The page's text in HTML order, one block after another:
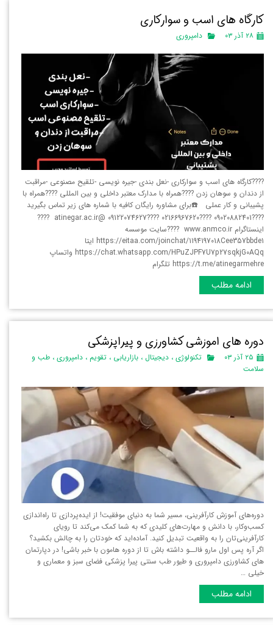
کارگاه های اسب و سوارکاری
۲۸ آذر ۰۳ دامپروری
????کارگاه های اسب و سوارکاری -نعل بندی -جیره نویسی -تلقیح مصنوعی -مراقبت
از دندان و سوهان زدن ????همراه با مدارک معتبر داخلی و بین المللی ????همراه با
پشیبانی و کار عملی ☎️برای مشاوره رایگان کافیه با شماره های زیر تماس بگیرید
????09020882401 ????02166967620 ????09122074627 @atinegar.ac.ir ????
اینستاگرام www.anmco.ir ????سایت موسسه
https://eitaa.com/joinchat/1194197018Cee357bbde1 ایتا
https://chat.whatsapp.com/HPuZJPF7U7p27sqkjG0AQq واتساپ
https://t.me/atinegarmehre تلگرام
ادامه مطلب
دوره های اموزشی کشاورزی و پیراپزشکی
۲۵ آذر ۰۳ تکنولوژی ، دیجیتال ، بازاریابی ، تقویم ، دامپروری ، طب و
سلامت
دوره‌های آموزش کارآفرینی، مسیر شما به دنیای موفقیت! از ایده‌پردازی تا راه‌اندازی
کسب‌وکار، با دانش و مهارت‌های کلیدی که به شما کمک می‌کند تا رویای
کارآفرینی‌تان را به واقعیت تبدیل کنید. آماده‌اید که خودتان را به چالش بکشید؟
اگر آره پس اول مارو فالــو داشته باش تا از دوره هامون با خبر باشی! در دپارتمان
های کشاورزی دامپروری و طیور طب سنتی پیرا پزشکی فضای سبز و معماری و
خیلی …
ادامه مطلب